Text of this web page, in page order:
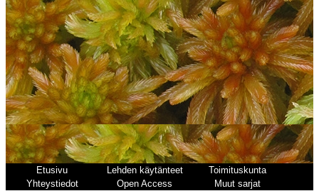
Etusivu Lehden käytänteet
Toimituskunta
Yhteystiedot
Open Access Muut sarjat